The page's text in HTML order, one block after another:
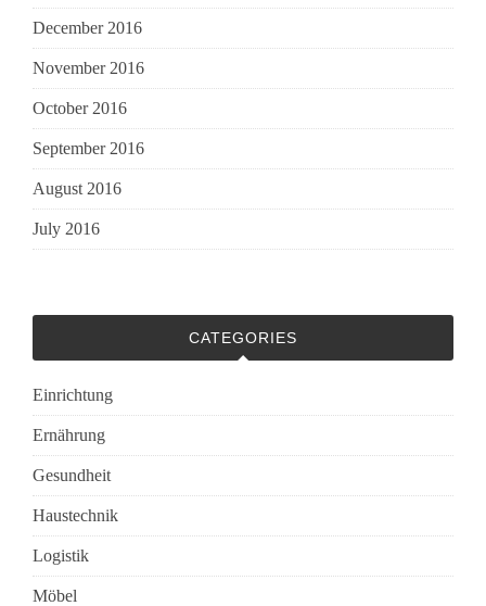
December 2016
November 2016
October 2016
September 2016
August 2016
July 2016
CATEGORIES
Einrichtung
Ernährung
Gesundheit
Haustechnik
Logistik
Möbel